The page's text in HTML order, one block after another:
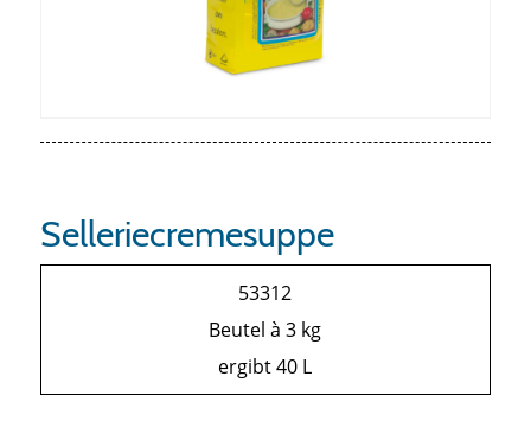
Selleriecremesuppe
53312
Beutel à 3 kg
ergibt 40 L